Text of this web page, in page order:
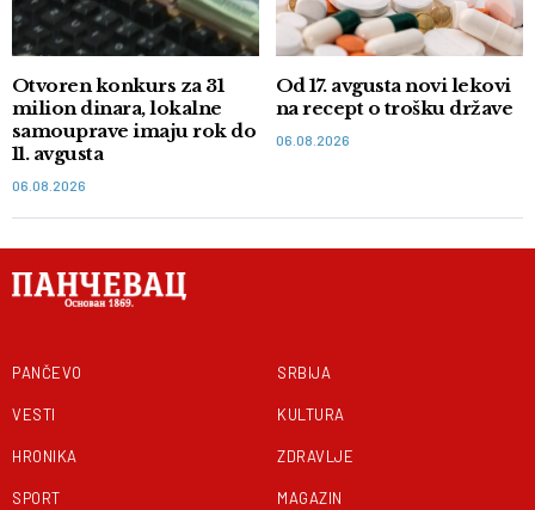
Otvoren konkurs za 31
milion dinara, lokalne
samouprave imaju rok do
11. avgusta
06.08.2026
Od 17. avgusta novi lekovi
na recept o trošku države
06.08.2026
PANČEVO
VESTI
HRONIKA
SPORT
SRBIJA
KULTURA
ZDRAVLJE
MAGAZIN